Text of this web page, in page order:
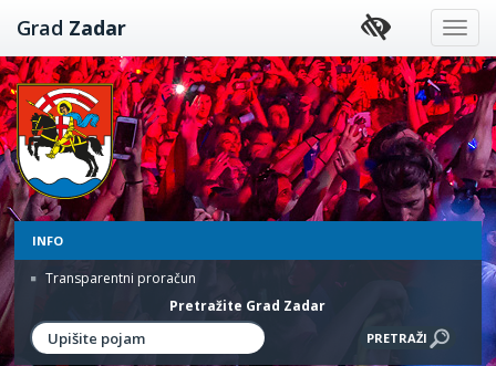
Preskoči
na
sadržaj
Grad Zadar
INFO
Transparentni proračun
Pretražite Grad Zadar